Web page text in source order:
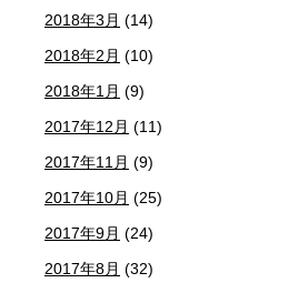
2018年3月 (14)
2018年2月 (10)
2018年1月 (9)
2017年12月 (11)
2017年11月 (9)
2017年10月 (25)
2017年9月 (24)
2017年8月 (32)